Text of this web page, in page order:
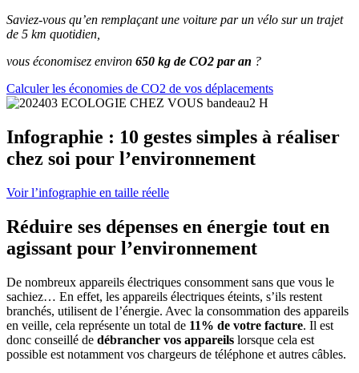
Saviez-vous qu’en remplaçant une voiture par un vélo sur un trajet
de 5 km quotidien,
vous économisez environ 650 kg de CO2 par an ?
Calculer les économies de CO2 de vos déplacements
Infographie : 10 gestes simples à réaliser
chez soi pour l’environnement
Voir l’infographie en taille réelle
Réduire ses dépenses en énergie tout en
agissant pour l’environnement
De nombreux appareils électriques consomment sans que vous le
sachiez… En effet, les appareils électriques éteints, s’ils restent
branchés, utilisent de l’énergie. Avec la consommation des appareils
en veille, cela représente un total de 11% de votre facture. Il est
donc conseillé de débrancher vos appareils lorsque cela est
possible est notamment vos chargeurs de téléphone et autres câbles.